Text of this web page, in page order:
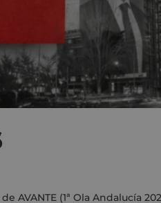
AVANTE (1ª Ola Andalucía